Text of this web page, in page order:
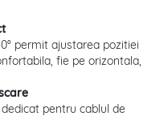
permit ajustarea pozitiei
fie pe orizontala,
pentru cablul de